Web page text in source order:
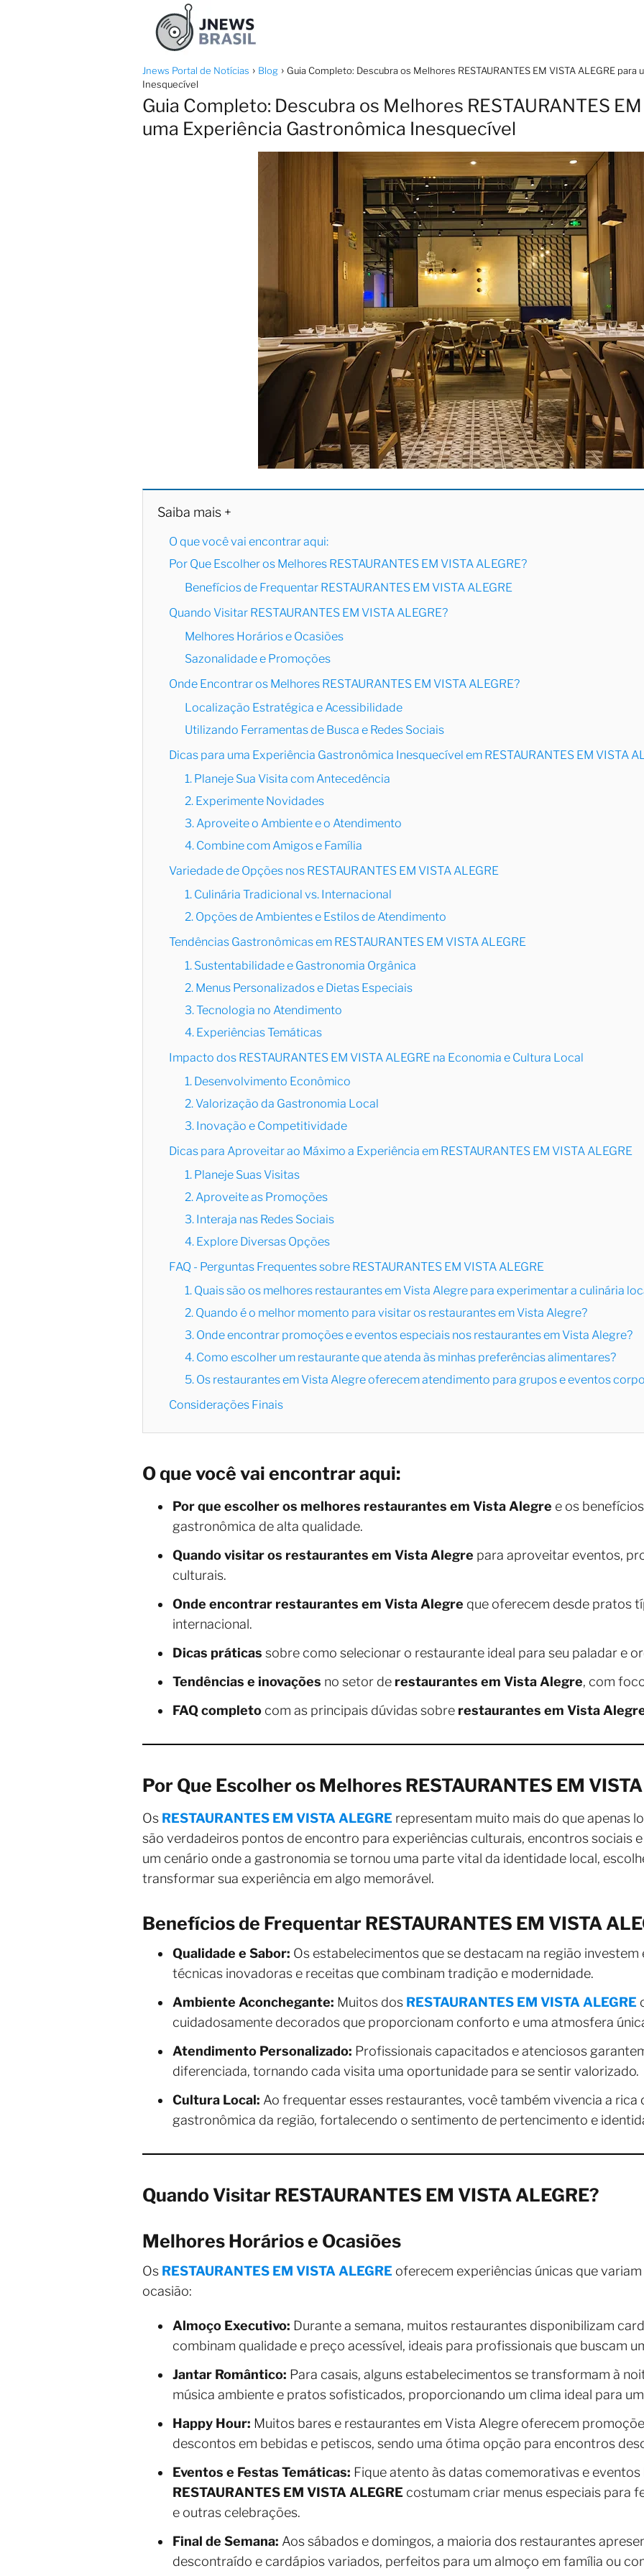
Jnews Portal de Notícias Blog
Guia Completo: Descubra os Melhores RESTAURANTES EM VISTA ALEGRE
Inesquecível
Guia Completo: Descubra os Melhores RESTAURANTES
uma Experiência Gastronômica Inesquecível
Saiba mais +
O que você vai encontrar aqui:
Por Que Escolher os Melhores RESTAURANTES EM VISTA ALEGRE?
Benefícios de Frequentar RESTAURANTES EM VISTA ALEGRE
Quando Visitar RESTAURANTES EM VISTA ALEGRE?
Melhores Horários e Ocasiões
Sazonalidade e Promoções
Onde Encontrar os Melhores RESTAURANTES EM VISTA ALEGRE?
Localização Estratégica e Acessibilidade
Utilizando Ferramentas de Busca e Redes Sociais
Dicas para uma Experiência Gastronômica Inesquecível em RESTAURANTES EM VISTA
1. Planeje Sua Visita com Antecedência
2. Experimente Novidades
3. Aproveite o Ambiente e o Atendimento
4. Combine com Amigos e Família
Variedade de Opções nos RESTAURANTES EM VISTA ALEGRE
1. Culinária Tradicional vs. Internacional
2. Opções de Ambientes e Estilos de Atendimento
Tendências Gastronômicas em RESTAURANTES EM VISTA ALEGRE
1. Sustentabilidade e Gastronomia Orgânica
2. Menus Personalizados e Dietas Especiais
3. Tecnologia no Atendimento
4. Experiências Temáticas
Impacto dos RESTAURANTES EM VISTA ALEGRE na Economia e Cultura Local
1. Desenvolvimento Econômico
2. Valorização da Gastronomia Local
3. Inovação e Competitividade
Dicas para Aproveitar ao Máximo a Experiência em RESTAURANTES EM VISTA ALEGRE
1. Planeje Suas Visitas
2. Aproveite as Promoções
3. Interaja nas Redes Sociais
4. Explore Diversas Opções
FAQ - Perguntas Frequentes sobre RESTAURANTES EM VISTA ALEGRE
1. Quais são os melhores restaurantes em Vista Alegre para experimentar a culinária
2. Quando é o melhor momento para visitar os restaurantes em Vista Alegre?
3. Onde encontrar promoções e eventos especiais nos restaurantes em Vista Alegre?
4. Como escolher um restaurante que atenda às minhas preferências alimentares?
5. Os restaurantes em Vista Alegre oferecem atendimento para grupos e eventos
Considerações Finais
O que você vai encontrar aqui:
Por que escolher os melhores restaurantes em Vista Alegre e os
gastronômica de alta qualidade.
Quando visitar os restaurantes em Vista Alegre para aproveitar eventos,
culturais.
Onde encontrar restaurantes em Vista Alegre que oferecem desde pratos
internacional.
Dicas práticas sobre como selecionar o restaurante ideal para seu paladar e
Tendências e inovações no setor de restaurantes em Vista Alegre, com
FAQ completo com as principais dúvidas sobre restaurantes em Vista
Por Que Escolher os Melhores RESTAURANTES EM
Os RESTAURANTES EM VISTA ALEGRE representam muito mais do que apenas
são verdadeiros pontos de encontro para experiências culturais, encontros sociais
um cenário onde a gastronomia se tornou uma parte vital da identidade local,
transformar sua experiência em algo memorável.
Benefícios de Frequentar RESTAURANTES EM VISTA
Qualidade e Sabor: Os estabelecimentos que se destacam na região
técnicas inovadoras e receitas que combinam tradição e modernidade.
Ambiente Aconchegante: Muitos dos RESTAURANTES EM VISTA ALEGRE
cuidadosamente decorados que proporcionam conforto e uma atmosfera
Atendimento Personalizado: Profissionais capacitados e atenciosos
diferenciada, tornando cada visita uma oportunidade para se sentir valorizado.
Cultura Local: Ao frequentar esses restaurantes, você também vivencia a rica
gastronômica da região, fortalecendo o sentimento de pertencimento e
Quando Visitar RESTAURANTES EM VISTA ALEGRE?
Melhores Horários e Ocasiões
Os RESTAURANTES EM VISTA ALEGRE oferecem experiências únicas que
ocasião:
Almoço Executivo: Durante a semana, muitos restaurantes disponibilizam
combinam qualidade e preço acessível, ideais para profissionais que buscam
Jantar Romântico: Para casais, alguns estabelecimentos se transformam à
música ambiente e pratos sofisticados, proporcionando um clima ideal para
Happy Hour: Muitos bares e restaurantes em Vista Alegre oferecem
descontos em bebidas e petiscos, sendo uma ótima opção para encontros
Eventos e Festas Temáticas: Fique atento às datas comemorativas e eventos
RESTAURANTES EM VISTA ALEGRE costumam criar menus especiais para
e outras celebrações.
Final de Semana: Aos sábados e domingos, a maioria dos restaurantes
descontraído e cardápios variados, perfeitos para um almoço em família ou